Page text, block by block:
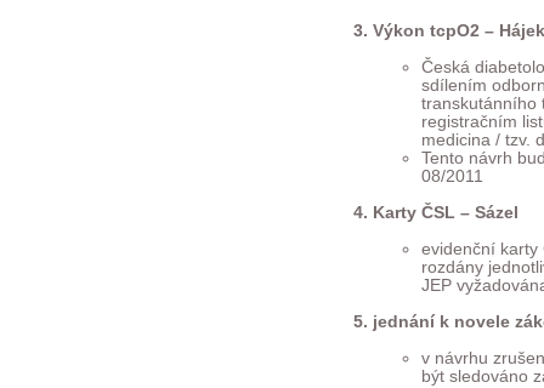
Výkon tcpO2 –
Česká
sdílením
transkutánního
registračním
medicina / tzv.
Tento návrh
08/2011
Karty ČSL – Sázel
evidenční karty
rozdány
JEP
jednání k novele
v návrhu
být sledováno